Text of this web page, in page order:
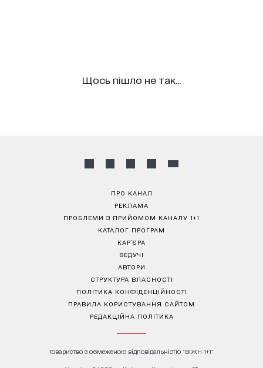
Щось пішло не так...
ПРО КАНАЛ
РЕКЛАМА
ПРОБЛЕМИ З ПРИЙОМОМ КАНАЛУ 1+1
КАТАЛОГ ПРОГРАМ
КАР’ЄРА
ВЕДУЧІ
АВТОРИ
СТРУКТУРА ВЛАСНОСТІ
ПОЛІТИКА КОНФІДЕНЦІЙНОСТІ
ПРАВИЛА КОРИСТУВАННЯ САЙТОМ
РЕДАКЦІЙНА ПОЛІТИКА
Товариство з обмеженою відповідальністю "ВІЖН 1+1"